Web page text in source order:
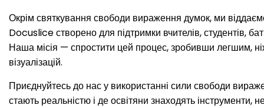
Окрім святкування свободи вираження думок, ми
Docuslice створено для підтримки вчителів, студентів,
Наша місія — спростити цей процес, зробивши легшим,
візуалізацій.
Приєднуйтесь до нас у використанні сили свободи
стають реальністю і де освітяни знаходять інструменти,